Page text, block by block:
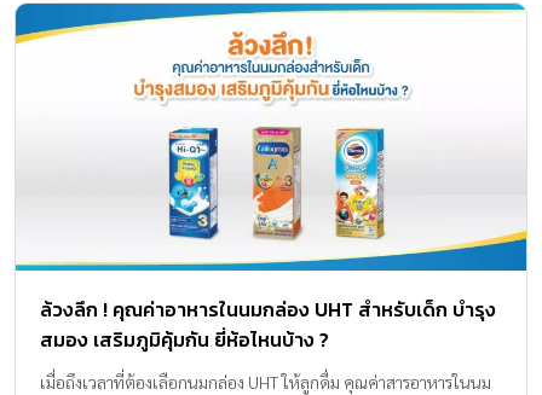
ล้วงลึก ! คุณค่าอาหารในนมกล่อง UHT สำหรับเด็ก บำรุง
สมอง เสริมภูมิคุ้มกัน ยี่ห้อไหนบ้าง ?
เมื่อถึงเวลาที่ต้องเลือกนมกล่อง UHT ให้ลูกดื่ม คุณค่าสารอาหารในนม